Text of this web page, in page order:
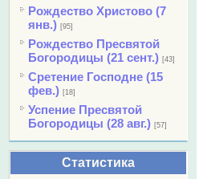
Рождество Христово (7
янв.) [95]
Рождество Пресвятой
Богородицы (21 сент.) [43]
Сретение Господне (15
фев.) [18]
Успение Пресвятой
Богородицы (28 авг.) [57]
Статистика